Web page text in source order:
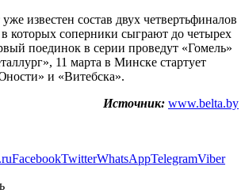
известен состав двух четвертьфиналов
которых соперники сыграют до четырех
поединок в серии проведут «Гомель»
11 марта в Минске стартует
и «Витебска».
Источник: www.belta.by
FacebookTwitterWhatsAppTelegramViber